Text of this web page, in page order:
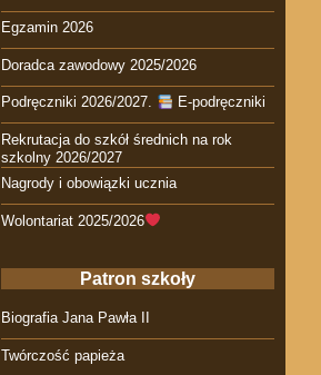
Egzamin 2026
Doradca zawodowy 2025/2026
Podręczniki 2026/2027. E-podręczniki
Rekrutacja do szkół średnich na rok
szkolny 2026/2027
Nagrody i obowiązki ucznia
Wolontariat 2025/2026
Patron szkoły
Biografia Jana Pawła II
Twórczość papieża